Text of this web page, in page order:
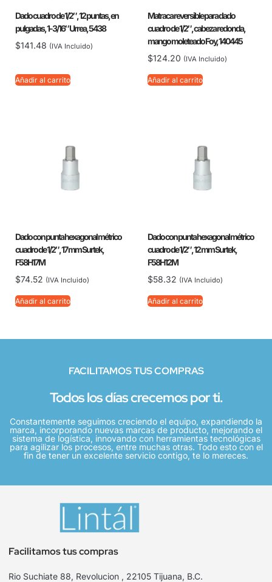
Dado cuadro de 1/2″, 12 puntas, en
pulgadas, 1-3/16″ Urrea, 5438
$141.48 (IVA Incluido)
Añadir al carrito
Matraca reversible para dado
cuadro de 1/2″, cabeza redonda,
mango moleteado Foy, 140445
$124.20 (IVA Incluido)
Añadir al carrito
Dado con punta hexagonal métrico
cuadro de 1/2″, 17 mm Surtek,
F58H17M
$74.52 (IVA Incluido)
Añadir al carrito
Dado con punta hexagonal métrico
cuadro de 1/2″, 12 mm Surtek,
F58H12M
$58.32 (IVA Incluido)
Añadir al carrito
FACILITAMOS TUS COMPRAS
Todos los días crecemos por ti.
Constantemente seguimos creciendo el equipo, expandiendo la
marca, incorporando nuevas marcas de producto, mejorando el
sistema de logística, innovando con herramientas tecnológicas
para agilizar los procesos, entre muchas otras. Todo esto con el
fin de tener un excelente servicio contigo, te lo mereces.
Facilitamos tus compras
Rio Suchiate 88, Revolucion , 22105 Tijuana, B.C.